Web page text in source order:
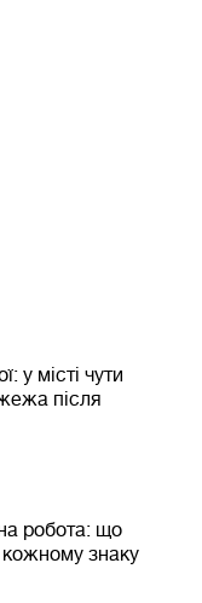
у місті чути
після
робота: що
кожному знаку